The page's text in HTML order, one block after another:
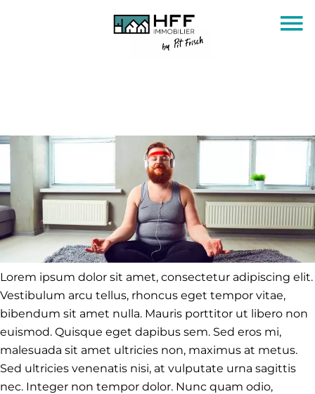
Lorem ipsum dolor sit amet, consectetur adipiscing elit.
Vestibulum arcu tellus, rhoncus eget tempor vitae,
bibendum sit amet nulla. Mauris porttitor ut libero non
euismod. Quisque eget dapibus sem. Sed eros mi,
malesuada sit amet ultricies non, maximus at metus.
Sed ultricies venenatis nisi, at vulputate urna sagittis
nec. Integer non tempor dolor. Nunc quam odio,